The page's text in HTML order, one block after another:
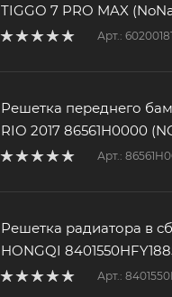
TIGGO 7 PRO MAX
Арт.:
Решетка переднего
RIO 2017 86561H0000
Арт.:
Решетка радиатора в
HONGQI
Арт.: